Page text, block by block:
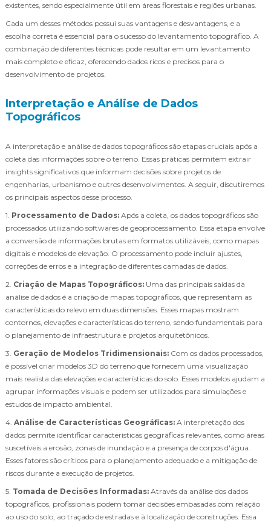
existentes, sendo especialmente útil em áreas florestais e regiões urbanas.
Cada um desses métodos possui suas vantagens e desvantagens, e a
escolha correta é essencial para o sucesso do levantamento topográfico. A
combinação de diferentes técnicas pode resultar em um levantamento
mais completo e eficaz, oferecendo dados ricos e precisos para o
desenvolvimento de projetos.
Interpretação e Análise de Dados
Topográficos
A interpretação e análise de dados topográficos são etapas cruciais após a
coleta das informações sobre o terreno. Essas práticas permitem extrair
insights significativos que informam decisões sobre projetos de
engenharias, urbanismo e outros desenvolvimentos. A seguir, discutiremos
os principais aspectos desse processo.
1. Processamento de Dados: Após a coleta, os dados topográficos são
processados utilizando softwares de geoprocessamento. Essa etapa envolve
a conversão de informações brutas em formatos utilizáveis, como mapas
digitais e modelos de elevação. O processamento pode incluir ajustes,
correções de erros e a integração de diferentes camadas de dados.
2. Criação de Mapas Topográficos: Uma das principais saídas da
análise de dados é a criação de mapas topográficos, que representam as
características do relevo em duas dimensões. Esses mapas mostram
contornos, elevações e características do terreno, sendo fundamentais para
o planejamento de infraestrutura e projetos arquitetônicos.
3. Geração de Modelos Tridimensionais: Com os dados processados,
é possível criar modelos 3D do terreno que fornecem uma visualização
mais realista das elevações e características do solo. Esses modelos ajudam a
agrupar informações visuais e podem ser utilizados para simulações e
estudos de impacto ambiental.
4. Análise de Características Geográficas: A interpretação dos
dados permite identificar características geográficas relevantes, como áreas
suscetíveis a erosão, zonas de inundação e a presença de corpos d'água.
Esses fatores são críticos para o planejamento adequado e a mitigação de
riscos durante a execução de projetos.
5. Tomada de Decisões Informadas: Através da análise dos dados
topográficos, profissionais podem tomar decisões embasadas com relação
ao uso do solo, ao traçado de estradas e à localização de construções. Essa